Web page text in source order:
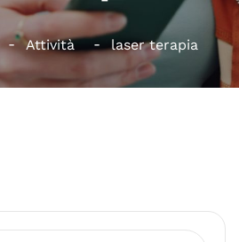
Attività laser terapia